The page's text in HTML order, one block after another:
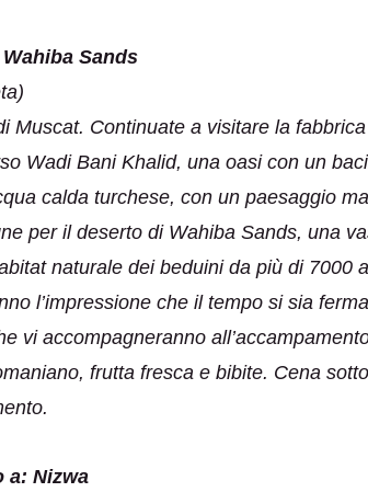
Sands
Muscat. Continuate a visitare la
Wadi Bani Khalid, una oasi con un
calda turchese, con un paesaggio
per il deserto di Wahiba Sands, una
naturale dei beduini da più di 7000
l’impressione che il tempo si sia
vi accompagneranno
frutta fresca e bibite. Cena
a: Nizwa